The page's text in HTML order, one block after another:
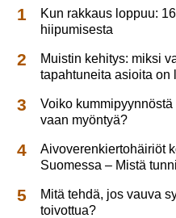
Kun rakkaus loppuu:
hiipumisesta
Muistin kehitys: miksi
tapahtuneita asioita on
Voiko
vaan myöntyä?
Aivoverenkiertohäiriöt
Suomessa – Mistä
Mitä tehdä, jos vauva
toivottua?